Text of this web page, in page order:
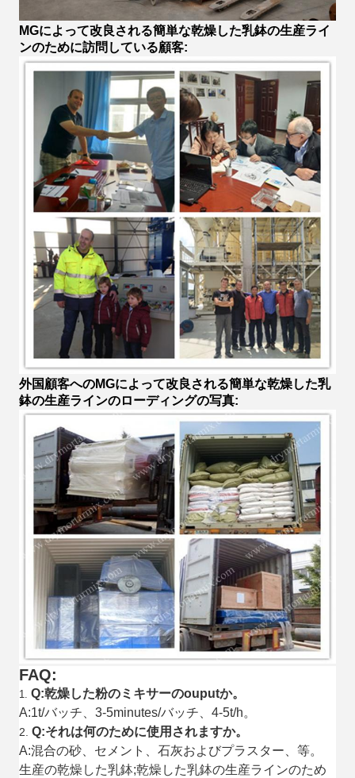
MGによって改良される簡単な乾燥した乳鉢の生産ライ
ンのために訪問している顧客:
外国顧客へのMGによって改良される簡単な乾燥した乳
鉢の生産ラインのローディングの写真:
FAQ:
1. Q:乾燥した粉のミキサーのouputか。
A:1t/バッチ、3-5minutes/バッチ、4-5t/h。
2. Q:それは何のために使用されますか。
A:混合の砂、セメント、石灰およびプラスター、等。
生産の乾燥した乳鉢;乾燥した乳鉢の生産ラインのため